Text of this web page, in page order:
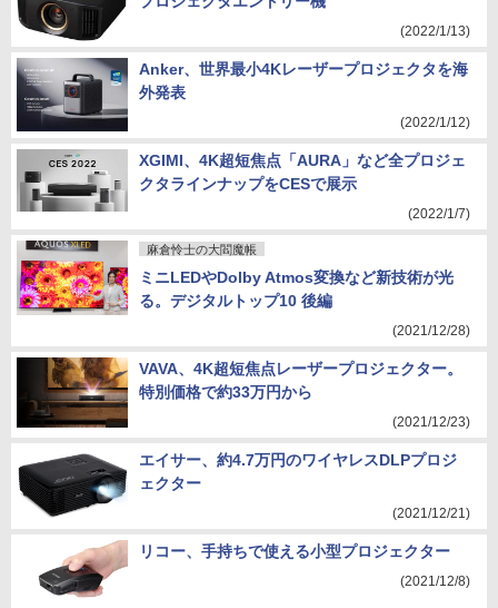
(2022/1/13)
Anker、世界最小4Kレーザープロジェクタを海
外発表
(2022/1/12)
XGIMI、4K超短焦点「AURA」など全プロジェ
クタラインナップをCESで展示
(2022/1/7)
麻倉怜士の大閻魔帳
ミニLEDやDolby Atmos変換など新技術が光
る。デジタルトップ10 後編
(2021/12/28)
VAVA、4K超短焦点レーザープロジェクター。
特別価格で約33万円から
(2021/12/23)
エイサー、約4.7万円のワイヤレスDLPプロジ
ェクター
(2021/12/21)
リコー、手持ちで使える小型プロジェクター
(2021/12/8)